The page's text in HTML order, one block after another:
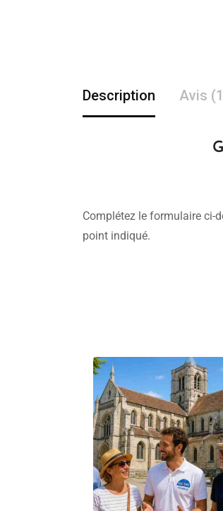
Description Avis
Complétez le formulaire ci-
point indiqué.